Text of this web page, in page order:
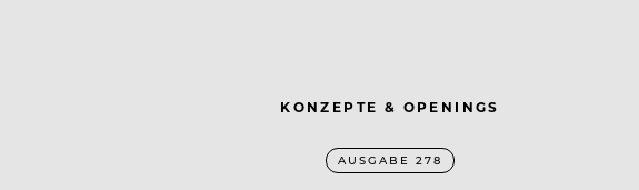
KONZEPTE & OPENINGS
AUSGABE 278